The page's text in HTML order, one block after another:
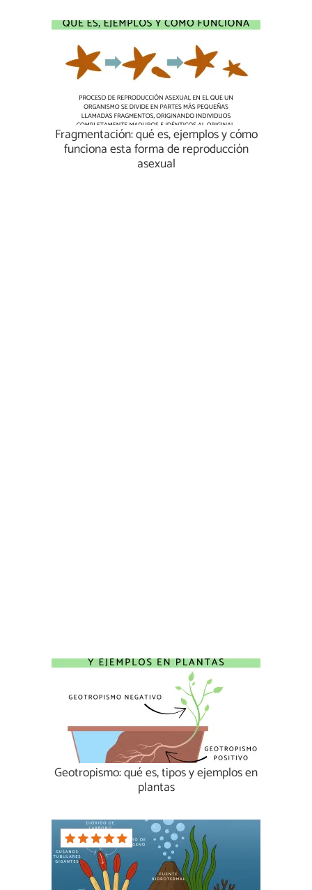
Fragmentación: qué es, ejemplos y cómo
funciona esta forma de reproducción
asexual
Geotropismo: qué es, tipos y ejemplos en
plantas